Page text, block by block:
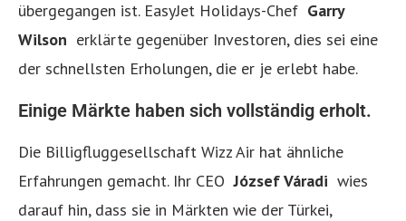
übergegangen ist. EasyJet Holidays-Chef Garry
Wilson erklärte gegenüber Investoren, dies sei eine
der schnellsten Erholungen, die er je erlebt habe.
Einige Märkte haben sich vollständig erholt.
Die Billigfluggesellschaft Wizz Air hat ähnliche
Erfahrungen gemacht. Ihr CEOJózsef Váradi wies
darauf hin, dass sie in Märkten wie der Türkei,